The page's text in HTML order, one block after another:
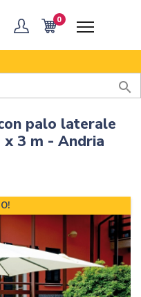
0

palo laterale
3 m - Andria